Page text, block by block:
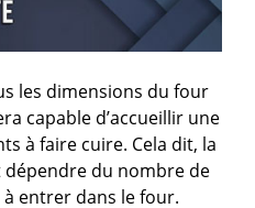
les dimensions du four
capable d’accueillir une
à faire cuire. Cela dit, la
du nombre de
entrer dans le four.